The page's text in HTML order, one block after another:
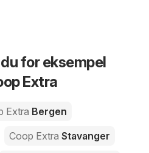
for eksempel
Extra
Extra Bergen
Coop Extra Stavanger